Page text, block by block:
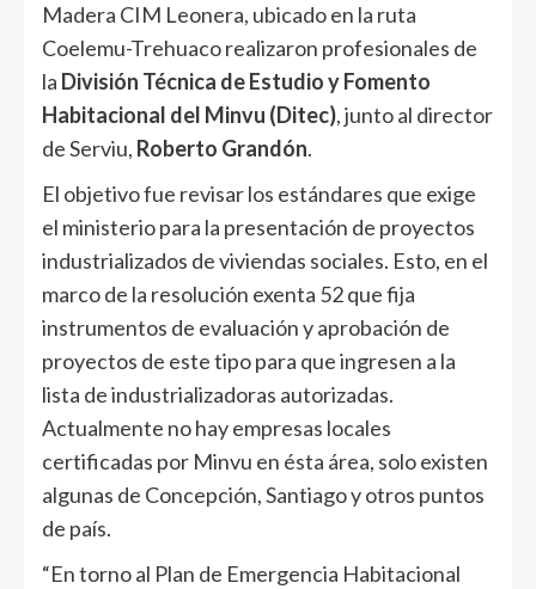
Madera CIM Leonera, ubicado en la ruta
Coelemu-Trehuaco realizaron profesionales de
la División Técnica de Estudio y Fomento
Habitacional del Minvu (Ditec), junto al director
de Serviu, Roberto Grandón.
El objetivo fue revisar los estándares que exige
el ministerio para la presentación de proyectos
industrializados de viviendas sociales. Esto, en el
marco de la resolución exenta 52 que fija
instrumentos de evaluación y aprobación de
proyectos de este tipo para que ingresen a la
lista de industrializadoras autorizadas.
Actualmente no hay empresas locales
certificadas por Minvu en ésta área, solo existen
algunas de Concepción, Santiago y otros puntos
de país.
“En torno al Plan de Emergencia Habitacional